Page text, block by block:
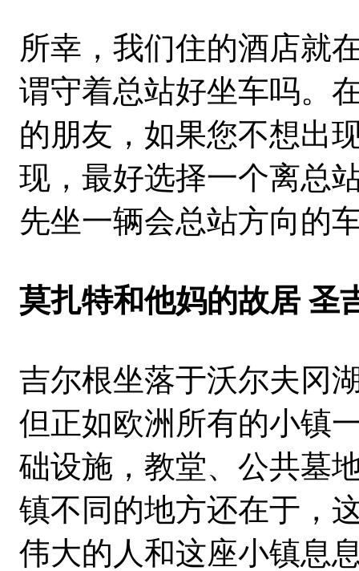
所幸，我们住的酒店就
谓守着总站好坐车吗。
的朋友，如果您不想出
现，最好选择一个离总
先坐一辆会总站方向的
莫扎特和他妈的故居 圣
吉尔根坐落于沃尔夫冈
但正如欧洲所有的小镇
础设施，教堂、公共墓
镇不同的地方还在于，
伟大的人和这座小镇息